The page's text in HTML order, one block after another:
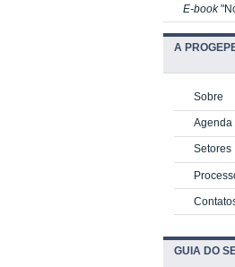
E-book
A
Sobre
Agenda
Setores
GUIA DO